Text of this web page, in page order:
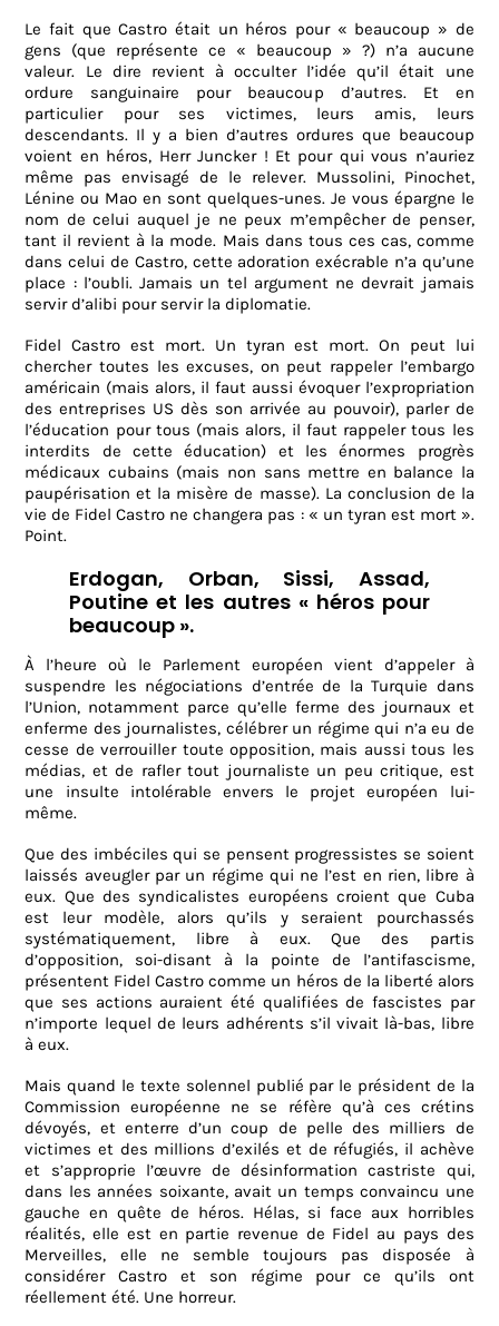
Le fait que Castro était un héros pour « beaucoup » de
gens (que représente ce « beaucoup » ?) n’a aucune
valeur. Le dire revient à occulter l’idée qu’il était une
ordure sanguinaire pour beaucoup d’autres. Et en
particulier pour ses victimes, leurs amis, leurs
descendants. Il y a bien d’autres ordures que beaucoup
voient en héros, Herr Juncker ! Et pour qui vous n’auriez
même pas envisagé de le relever. Mussolini, Pinochet,
Lénine ou Mao en sont quelques-unes. Je vous épargne le
nom de celui auquel je ne peux m’empêcher de penser,
tant il revient à la mode. Mais dans tous ces cas, comme
dans celui de Castro, cette adoration exécrable n’a qu’une
place : l’oubli. Jamais un tel argument ne devrait jamais
servir d’alibi pour servir la diplomatie.
Fidel Castro est mort. Un tyran est mort. On peut lui
chercher toutes les excuses, on peut rappeler l’embargo
américain (mais alors, il faut aussi évoquer l’expropriation
des entreprises US dès son arrivée au pouvoir), parler de
l’éducation pour tous (mais alors, il faut rappeler tous les
interdits de cette éducation) et les énormes progrès
médicaux cubains (mais non sans mettre en balance la
paupérisation et la misère de masse). La conclusion de la
vie de Fidel Castro ne changera pas : « un tyran est mort ».
Point.
Erdogan, Orban, Sissi, Assad,
Poutine et les autres « héros pour
beaucoup ».
À l’heure où le Parlement européen vient d’appeler à
suspendre les négociations d’entrée de la Turquie dans
l’Union, notamment parce qu’elle ferme des journaux et
enferme des journalistes, célébrer un régime qui n’a eu de
cesse de verrouiller toute opposition, mais aussi tous les
médias, et de rafler tout journaliste un peu critique, est
une insulte intolérable envers le projet européen lui-
même.
Que des imbéciles qui se pensent progressistes se soient
laissés aveugler par un régime qui ne l’est en rien, libre à
eux. Que des syndicalistes européens croient que Cuba
est leur modèle, alors qu’ils y seraient pourchassés
systématiquement, libre à eux. Que des partis
d’opposition, soi-disant à la pointe de l’antifascisme,
présentent Fidel Castro comme un héros de la liberté alors
que ses actions auraient été qualifiées de fascistes par
n’importe lequel de leurs adhérents s’il vivait là-bas, libre
à eux.
Mais quand le texte solennel publié par le président de la
Commission européenne ne se réfère qu’à ces crétins
dévoyés, et enterre d’un coup de pelle des milliers de
victimes et des millions d’exilés et de réfugiés, il achève
et s’approprie l’œuvre de désinformation castriste qui,
dans les années soixante, avait un temps convaincu une
gauche en quête de héros. Hélas, si face aux horribles
réalités, elle est en partie revenue de Fidel au pays des
Merveilles, elle ne semble toujours pas disposée à
considérer Castro et son régime pour ce qu’ils ont
réellement été. Une horreur.